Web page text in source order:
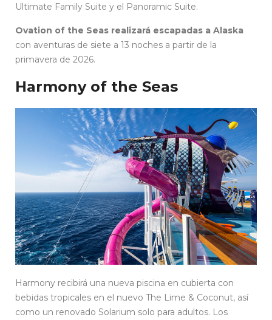
Ultimate Family Suite y el Panoramic Suite.
Ovation of the Seas realizará escapadas a Alaska
con aventuras de siete a 13 noches a partir de la
primavera de 2026.
Harmony of the Seas
Harmony recibirá una nueva piscina en cubierta con
bebidas tropicales en el nuevo The Lime & Coconut, así
como un renovado Solarium solo para adultos. Los